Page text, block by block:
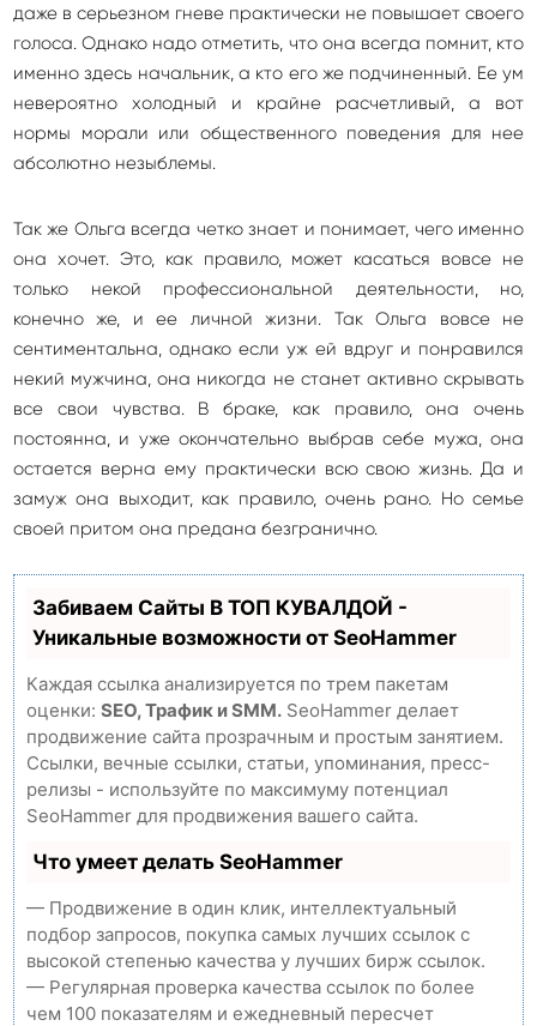
даже в серьезном гневе практически не повышает своего
голоса. Однако надо отметить, что она всегда помнит, кто
именно здесь начальник, а кто его же подчиненный. Ее ум
невероятно холодный и крайне расчетливый, а вот
нормы морали или общественного поведения для нее
абсолютно незыблемы.
Так же Ольга всегда четко знает и понимает, чего именно
она хочет. Это, как правило, может касаться вовсе не
только некой профессиональной деятельности, но,
конечно же, и ее личной жизни. Так Ольга вовсе не
сентиментальна, однако если уж ей вдруг и понравился
некий мужчина, она никогда не станет активно скрывать
все свои чувства. В браке, как правило, она очень
постоянна, и уже окончательно выбрав себе мужа, она
остается верна ему практически всю свою жизнь. Да и
замуж она выходит, как правило, очень рано. Но семье
своей притом она предана безгранично.
Забиваем Сайты В ТОП КУВАЛДОЙ -
Уникальные возможности от SeoHammer
Каждая ссылка анализируется по трем пакетам
оценки: SEO, Трафик и SMM. SeoHammer делает
продвижение сайта прозрачным и простым занятием.
Ссылки, вечные ссылки, статьи, упоминания, пресс-
релизы - используйте по максимуму потенциал
SeoHammer для продвижения вашего сайта.
Что умеет делать SeoHammer
— Продвижение в один клик, интеллектуальный
подбор запросов, покупка самых лучших ссылок с
высокой степенью качества у лучших бирж ссылок.
— Регулярная проверка качества ссылок по более
чем 100 показателям и ежедневный пересчет